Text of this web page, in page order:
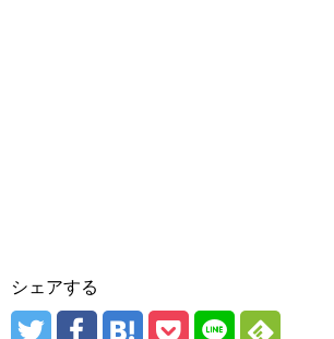
シェアする